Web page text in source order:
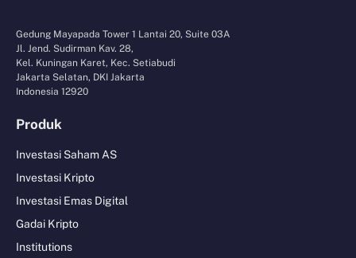
Gedung Mayapada Tower 1 Lantai 20, Suite 03A
Jl. Jend. Sudirman Kav. 28,
Kel. Kuningan Karet, Kec. Setiabudi
Jakarta Selatan, DKI Jakarta
Indonesia 12920
Produk
Investasi Saham AS
Investasi Kripto
Investasi Emas Digital
Gadai Kripto
Institutions